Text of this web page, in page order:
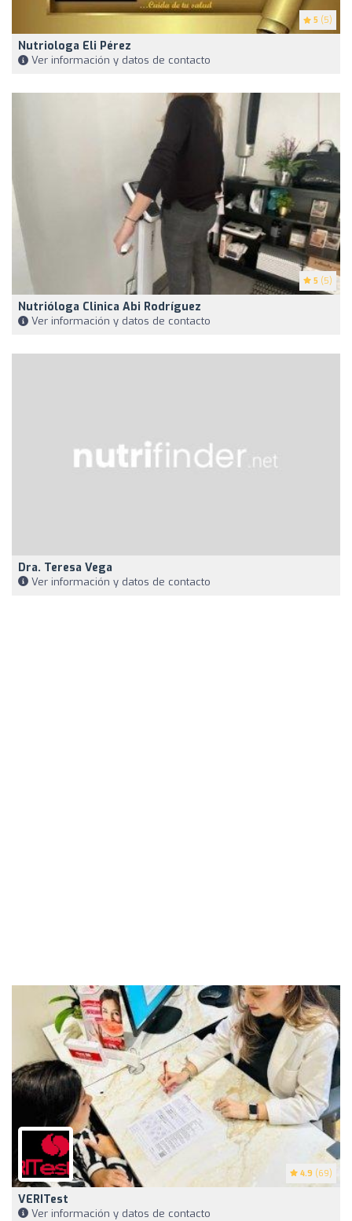
5 (5)
Nutriologa Eli Pérez
Ver información y datos de contacto
5 (5)
Nutrióloga Clinica Abi Rodríguez
Ver información y datos de contacto
Dra. Teresa Vega
Ver información y datos de contacto
4.9 (69)
VERITest
Ver información y datos de contacto